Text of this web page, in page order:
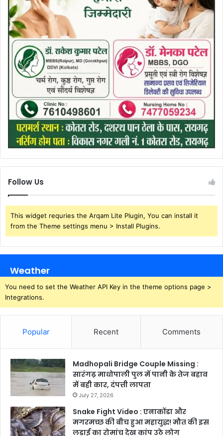
Follow Us
This widget requries the Arqam Lite Plugin, You can install it
from the Theme settings menu > Install Plugins.
Weather
You need to set the Weather API Key in the theme options page >
Integrations.
Popular Recent Comments
Madhopali Bridge Couple Missing :
सारंगढ़ माधोपाली पुल में पानी के तेज बहाव
में बही कार, दंपत्ती लापता
July 27, 2026
Snake Fight Video : एनाकोंडा और
मगरमच्छ की बीच हुआ महायुद्ध! मौत की इस
लड़ाई का रोमांच देख कांप उठे लोग